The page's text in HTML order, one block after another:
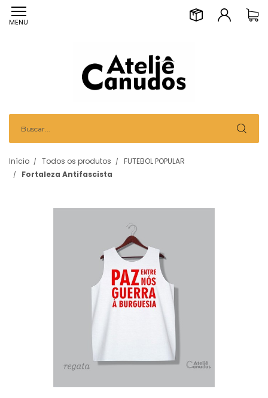
MENU
Início Todos os produtos
FUTEBOL POPULAR
Fortaleza Antifascista